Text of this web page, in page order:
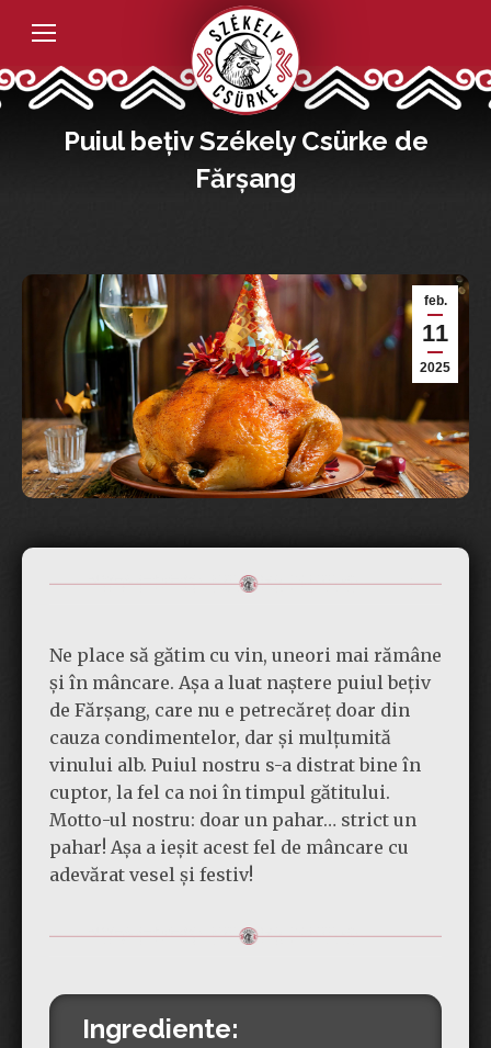
Puiul bețiv Székely Csürke de
Fărșang
feb.
11
2025
Ne place să gătim cu vin, uneori mai rămâne
și în mâncare. Așa a luat naștere puiul bețiv
de Fărșang, care nu e petrecăreț doar din
cauza condimentelor, dar și mulțumită
vinului alb. Puiul nostru s-a distrat bine în
cuptor, la fel ca noi în timpul gătitului.
Motto-ul nostru: doar un pahar… strict un
pahar! Așa a ieșit acest fel de mâncare cu
adevărat vesel și festiv!
Ingrediente: